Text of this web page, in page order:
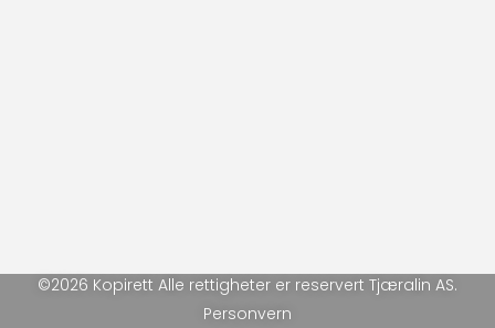
©2026 Kopirett Alle rettigheter er reservert Tjæralin AS.
Personvern